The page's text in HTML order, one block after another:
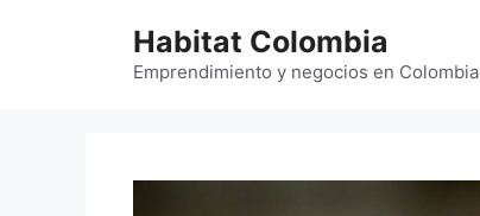
Habitat Colombia
Emprendimiento y negocios en Colombia